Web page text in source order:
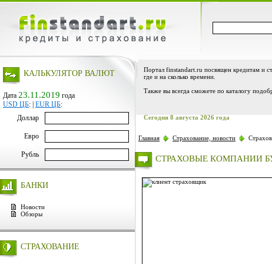
КАЛЬКУЛЯТОР ВАЛЮТ
Дата 23.11.2019 года
USD ЦБ: EUR ЦБ:
Доллар
Евро
Рубль
БАНКИ
Новости
Обзоры
СТРАХОВАНИЕ
Портал finstandart.ru посвящен кредитам и
где и на сколько времени.
Также вы всегда сможете по каталогу
Сегодня 8 августа 2026 года
Главная Страхование, новости
СТРАХОВЫЕ КОМПАНИИ